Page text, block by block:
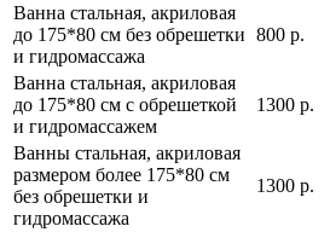
Ванна стальная, акриловая
до 175*80 см без обрешетки
и гидромассажа
800 р.
Ванна стальная, акриловая
до 175*80 см с обрешеткой
и гидромассажем
1300 р.
Ванны стальная, акриловая
размером более 175*80 см
без обрешетки и
гидромассажа
1300 р.